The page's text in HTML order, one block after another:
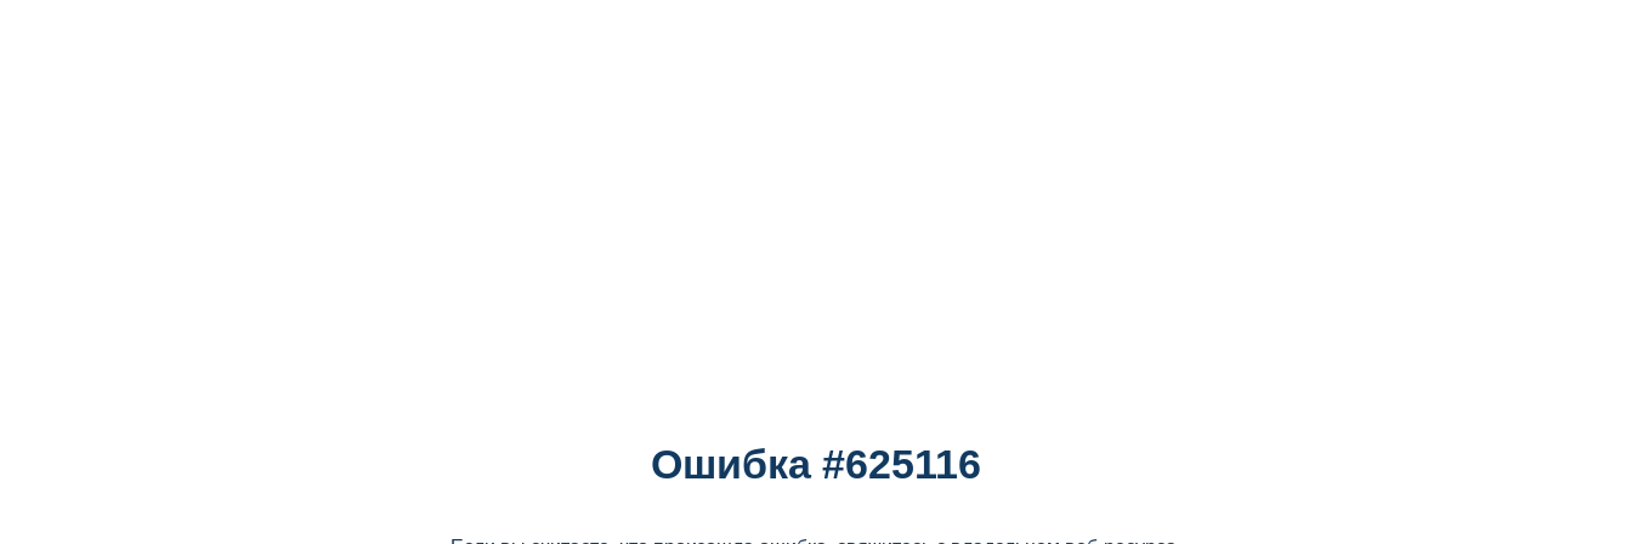
Ошибка #625116